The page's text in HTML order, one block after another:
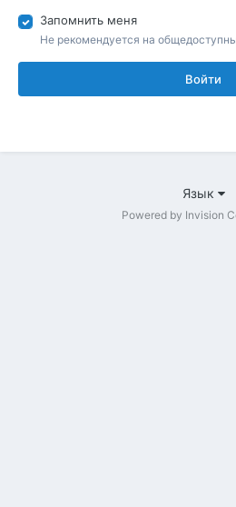
Запомнить меня
Не рекомендуется на
Войти
Язык
Powered by Invision